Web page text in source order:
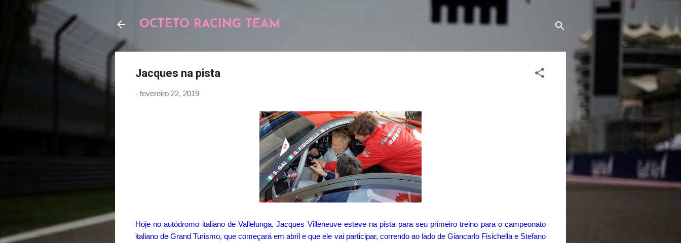
OCTETO RACING TEAM
Jacques na pista
- fevereiro 22, 2019
Hoje no autódromo italiano de Vallelunga, Jacques Villeneuve esteve na pista para seu primeiro treino para o campeonato
italiano de Grand Turismo, que começará em abril e que ele vai participar, correndo ao lado de Giancarlo Fisichella e Stefano